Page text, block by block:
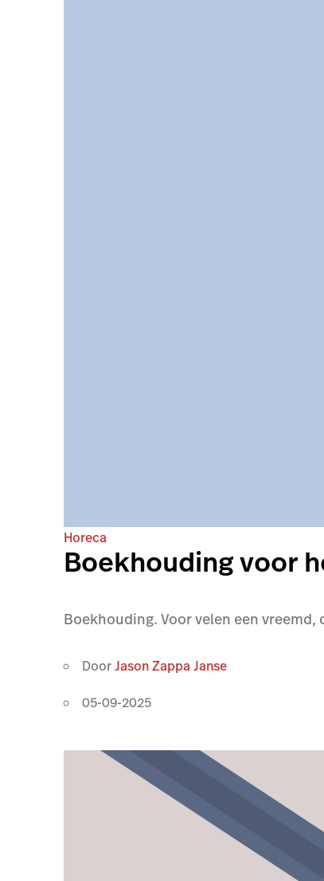
Horeca
Boekhouding voor
Boekhouding. Voor velen een
DoorJason Zappa Janse
05-09-2025